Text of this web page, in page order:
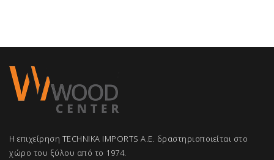
Η επιχείρηση TECHNIKA IMPORTS A.E. δραστηριοποιείται στο
χώρο του ξύλου από το 1974.